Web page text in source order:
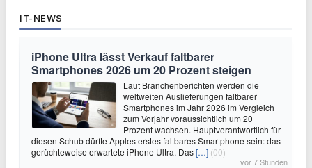
IT-NEWS
iPhone Ultra lässt Verkauf faltbarer
Smartphones 2026 um 20 Prozent steigen
Laut Branchenberichten werden die
weltweiten Auslieferungen faltbarer
Smartphones im Jahr 2026 im Vergleich
zum Vorjahr voraussichtlich um 20
Prozent wachsen. Hauptverantwortlich für
diesen Schub dürfte Apples erstes faltbares Smartphone sein: das
gerüchteweise erwartete iPhone Ultra. Das[…] (00)
vor 7 Stunden